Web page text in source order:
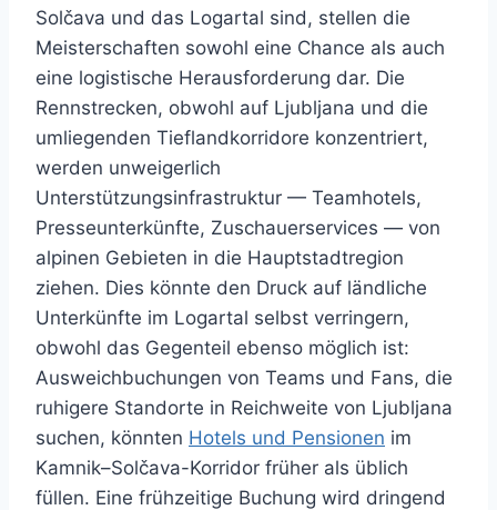
Solčava und das Logartal sind, stellen die
Meisterschaften sowohl eine Chance als auch
eine logistische Herausforderung dar. Die
Rennstrecken, obwohl auf Ljubljana und die
umliegenden Tieflandkorridore konzentriert,
werden unweigerlich
Unterstützungsinfrastruktur — Teamhotels,
Presseunterkünfte, Zuschauerservices — von
alpinen Gebieten in die Hauptstadtregion
ziehen. Dies könnte den Druck auf ländliche
Unterkünfte im Logartal selbst verringern,
obwohl das Gegenteil ebenso möglich ist:
Ausweichbuchungen von Teams und Fans, die
ruhigere Standorte in Reichweite von Ljubljana
suchen, könnten Hotels und Pensionen im
Kamnik–Solčava-Korridor früher als üblich
füllen. Eine frühzeitige Buchung wird dringend